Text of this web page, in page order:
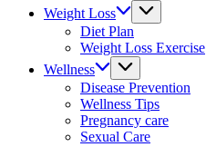
fitness Weight Loss
Diet Plan
Weight Loss Exercise
Wellness
Disease Prevention
Wellness Tips
Pregnancy care
Sexual Care